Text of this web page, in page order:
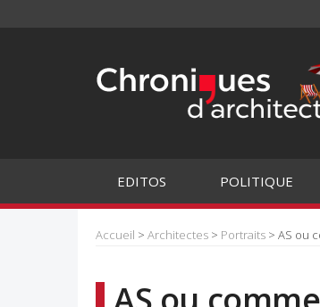
EDITOS POLITIQUE
Accueil > Architectes > Portraits > AS ou